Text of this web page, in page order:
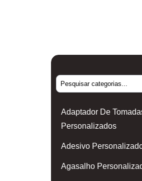
Adaptador De
Personalizados
Adesivo
Agasalho